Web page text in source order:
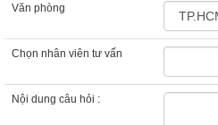
Văn phòng
Chọn nhân viên tư vấn
Nội dung câu hỏi :